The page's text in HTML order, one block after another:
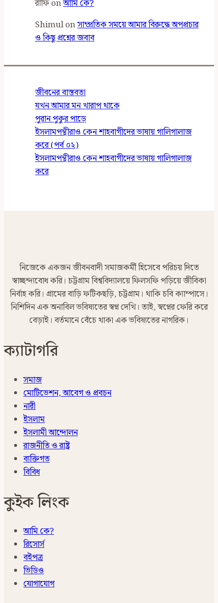
রাফিonআমি কে?
Shimulonসাম্প্রতিক সময়ে আমার বিরুদ্ধে অপপ্রচার
ও কিছু প্রশ্নের জবাব
জীবনের বাস্তবতা
যখন আমার মন খারাপ থাকে
পুরান পুকুর পাড়ে
ইসলামপন্থীরাও কেন শাহবাগীদের ভাষায় গালিগালাজ
করে (পর্ব ০২)
ইসলামপন্থীরাও কেন শাহবাগীদের ভাষায় গালিগালাজ
করে
নিজেকে একজন জীবনবাদী সমাজকর্মী হিসেবে পরিচয় দিতে
স্বাচ্ছন্দ্যবোধ করি। চট্টগ্রাম বিশ্ববিদ্যালয়ে ফিলসফি পড়িয়ে জীবিকা
নির্বাহ করি। গ্রামের বাড়ি ফটিকছড়ি, চট্টগ্রাম। থাকি চবি ক্যাম্পাসে।
নিশিদিন এক অনাবিল ভবিষ্যতের স্বপ্ন দেখি। তাই, স্বপ্নের ফেরি করে
বেড়াই। বর্তমানে বেঁচে থাকা এক ভবিষ্যতের নাগরিক।
ক্যাটাগরি
সমাজ
মোটিভেশন, আবেগ ও প্রবচন
নারী
ইসলাম
ইসলামী আন্দোলন
রাজনীতি ও রাষ্ট্র
ব্যক্তিগত
বিবিধ
কুইক লিংক
আমি কে?
রিসোর্স
বইপত্র
ভিডিও
যোগাযোগ